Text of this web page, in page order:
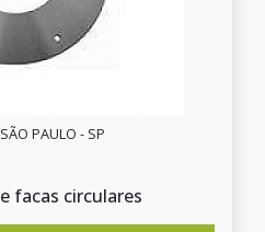
PAULO - SP
facas circulares